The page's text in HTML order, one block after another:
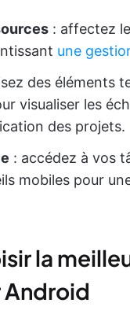
: affectez
une
des éléments
visualiser les
des projets.
: accédez à vos
mobiles pour
la